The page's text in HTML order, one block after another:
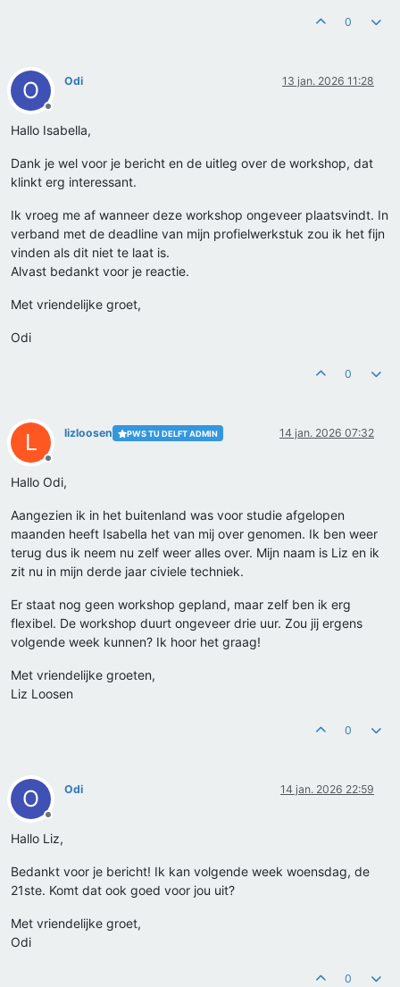
0
O
Offline
Odi 13 jan. 2026 11:28
Hallo Isabella,
Dank je wel voor je bericht en de uitleg over de workshop, dat
klinkt erg interessant.
Ik vroeg me af wanneer deze workshop ongeveer plaatsvindt. In
verband met de deadline van mijn profielwerkstuk zou ik het fijn
vinden als dit niet te laat is.
Alvast bedankt voor je reactie.
Met vriendelijke groet,
Odi
0
L
Offline
lizloosen PWS TU DELFT ADMIN 14 jan. 2026 07:32
Hallo Odi,
Aangezien ik in het buitenland was voor studie afgelopen
maanden heeft Isabella het van mij over genomen. Ik ben weer
terug dus ik neem nu zelf weer alles over. Mijn naam is Liz en ik
zit nu in mijn derde jaar civiele techniek.
Er staat nog geen workshop gepland, maar zelf ben ik erg
flexibel. De workshop duurt ongeveer drie uur. Zou jij ergens
volgende week kunnen? Ik hoor het graag!
Met vriendelijke groeten,
Liz Loosen
0
O
Offline
Odi 14 jan. 2026 22:59
Hallo Liz,
Bedankt voor je bericht! Ik kan volgende week woensdag, de
21ste. Komt dat ook goed voor jou uit?
Met vriendelijke groet,
Odi
0